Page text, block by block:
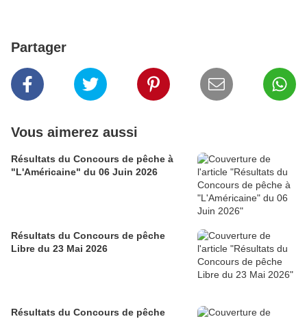
Partager
Vous aimerez aussi
Résultats du Concours de pêche à
"L'Américaine" du 06 Juin 2026
Résultats du Concours de pêche
Libre du 23 Mai 2026
Résultats du Concours de pêche